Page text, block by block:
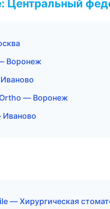
Центральный
Воронеж
— Воронеж
Иваново
— Хирургическая